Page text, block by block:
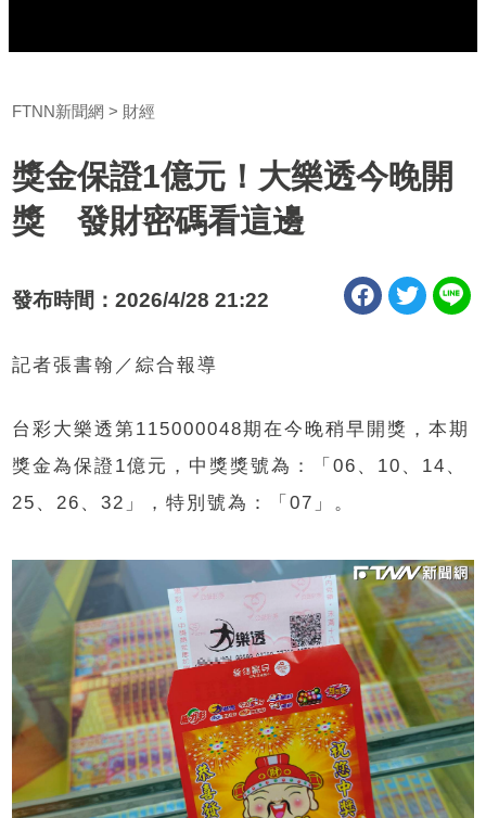
FTNN新聞網 財經
獎金保證1億元！大樂透今晚開
獎 發財密碼看這邊
發布時間：2026/4/28 21:22
記者張書翰／綜合報導
台彩大樂透第115000048期在今晚稍早開獎，本期
獎金為保證1億元，中獎獎號為：「06、10、14、
25、26、32」，特別號為：「07」。